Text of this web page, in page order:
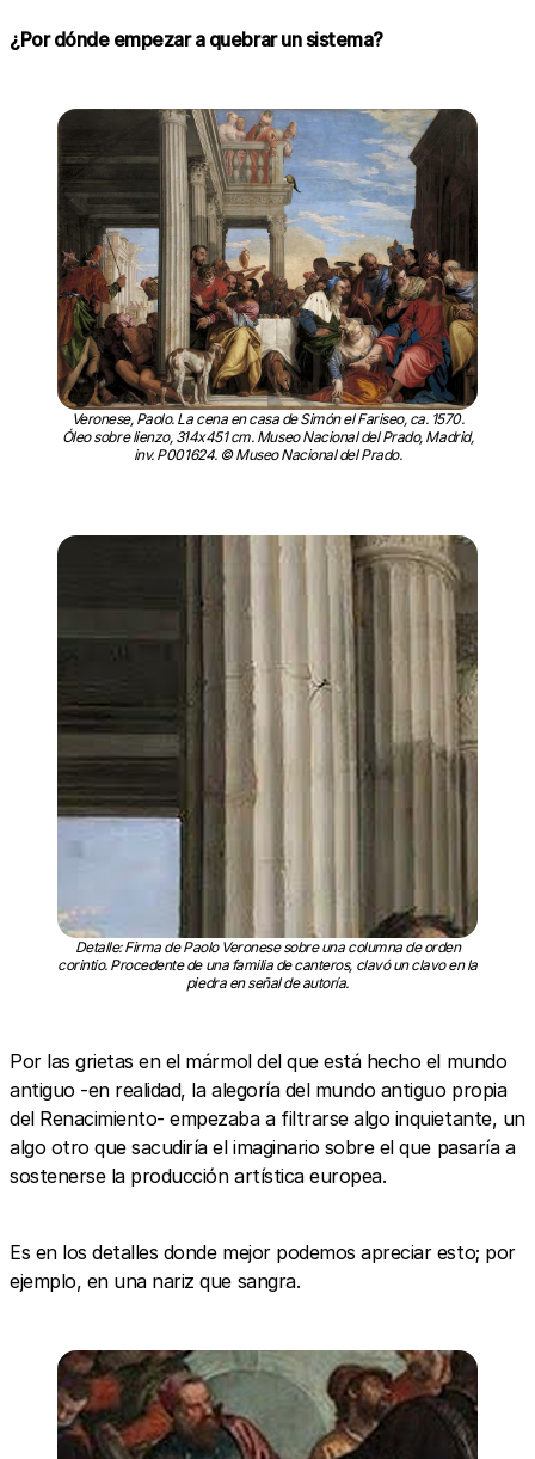
¿Por dónde empezar a quebrar un sistema?
Veronese, Paolo. La cena en casa de Simón el Fariseo, ca. 1570.
Óleo sobre lienzo, 314x451 cm. Museo Nacional del Prado, Madrid,
inv. P001624. © Museo Nacional del Prado.
Detalle: Firma de Paolo Veronese sobre una columna de orden
corintio. Procedente de una familia de canteros, clavó un clavo en la
piedra en señal de autoría.
Por las grietas en el mármol del que está hecho el mundo
antiguo -en realidad, la alegoría del mundo antiguo propia
del Renacimiento- empezaba a filtrarse algo inquietante, un
algo otro que sacudiría el imaginario sobre el que pasaría a
sostenerse la producción artística europea.
Es en los detalles donde mejor podemos apreciar esto; por
ejemplo, en una nariz que sangra.